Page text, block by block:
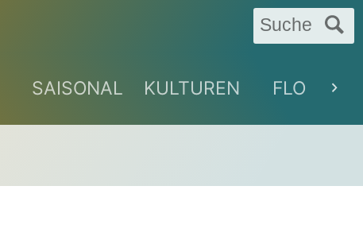
Suche
SAISONAL KULTUREN FLORAL